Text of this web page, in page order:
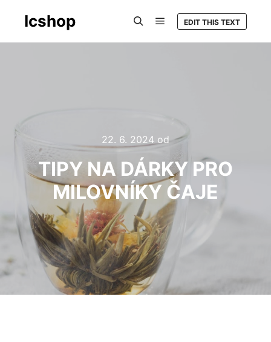
Icshop EDIT THIS TEXT
22. 6. 2024 od
TIPY NA DÁRKY PRO
MILOVNÍKY ČAJE